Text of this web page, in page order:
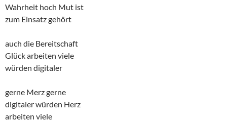
Wahrheit hoch Mut ist
zum Einsatz gehört
auch die Bereitschaft
Glück arbeiten viele
würden digitaler
gerne Merz gerne
digitaler würden Herz
arbeiten viele